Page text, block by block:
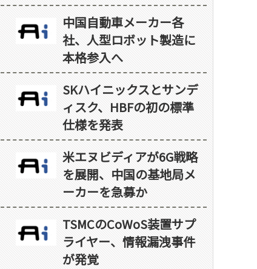
中国自動車メーカー各
社、人型ロボット製造に
本格参入へ
SKハイニックスとサンデ
ィスク、HBFの初の標準
仕様を発表
米エヌビディアが6G戦略
を展開、中国の基地局メ
ーカーを急募か
TSMCのCoWoS装置サプ
ライヤー、情報漏洩事件
が発覚